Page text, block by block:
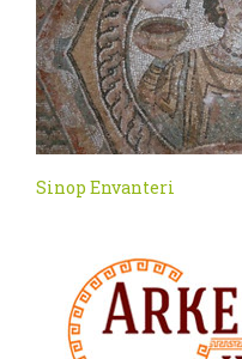
Sinop Envanteri